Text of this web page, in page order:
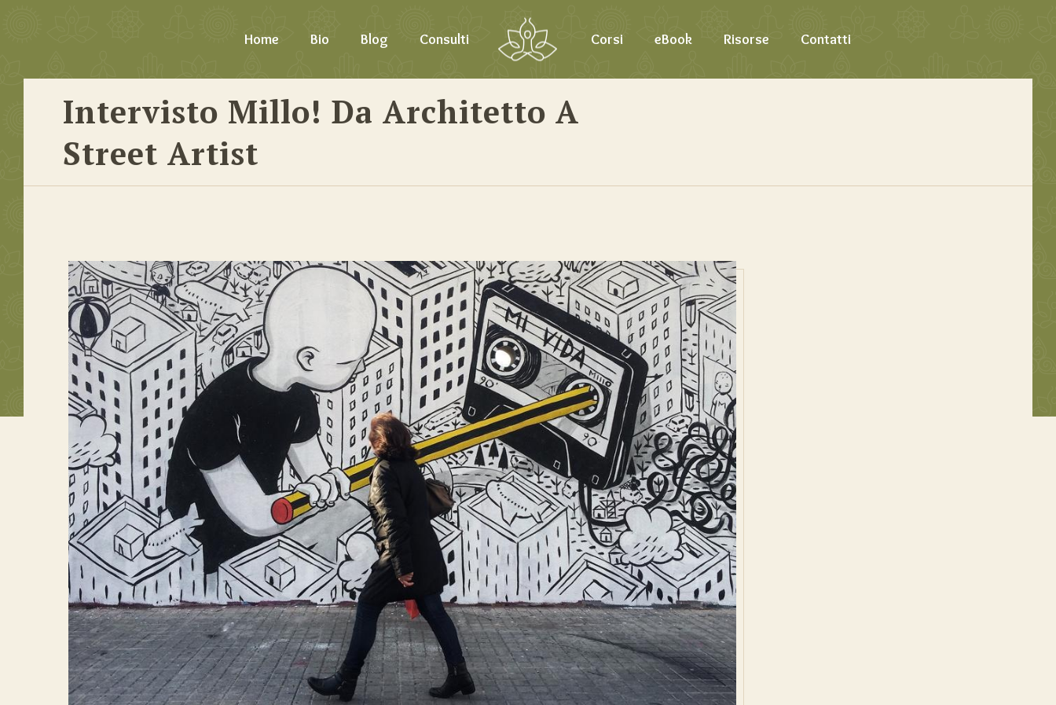
Home Bio Blog Consulti Corsi eBook Risorse Contatti
Intervisto Millo! Da Architetto A
Street Artist